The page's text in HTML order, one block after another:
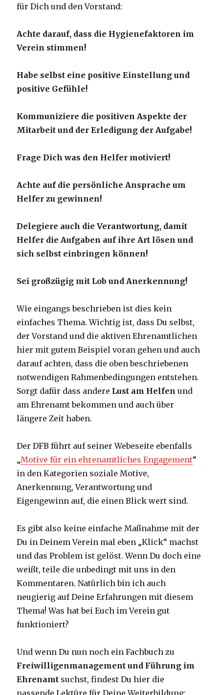
für Dich und den Vorstand:
Achte darauf, dass die Hygienefaktoren im
Verein stimmen!
Habe selbst eine positive Einstellung und
positive Gefühle!
Kommuniziere die positiven Aspekte der
Mitarbeit und der Erledigung der Aufgabe!
Frage Dich was den Helfer motiviert!
Achte auf die persönliche Ansprache um
Helfer zu gewinnen!
Delegiere auch die Verantwortung, damit
Helfer die Aufgaben auf ihre Art lösen und
sich selbst einbringen können!
Sei großzügig mit Lob und Anerkennung!
Wie eingangs beschrieben ist dies kein
einfaches Thema. Wichtig ist, dass Du selbst,
der Vorstand und die aktiven Ehrenamtlichen
hier mit gutem Beispiel voran gehen und auch
darauf achten, dass die oben beschriebenen
notwendigen Rahmenbedingungen entstehen.
Sorgt dafür dass andere Lust am Helfen und
am Ehrenamt bekommen und auch über
längere Zeit haben.
Der DFB führt auf seiner Webeseite ebenfalls
„Motive für ein ehrenamtliches Engagement“
in den Kategorien soziale Motive,
Anerkennung, Verantwortung und
Eigengewinn auf, die einen Blick wert sind.
Es gibt also keine einfache Maßnahme mit der
Du in Deinem Verein mal eben „Klick“ machst
und das Problem ist gelöst. Wenn Du doch eine
weißt, teile die unbedingt mit uns in den
Kommentaren. Natürlich bin ich auch
neugierig auf Deine Erfahrungen mit diesem
Thema! Was hat bei Euch im Verein gut
funktioniert?
Und wenn Du nun noch ein Fachbuch zu
Freiwilligenmanagement und Führung im
Ehrenamt suchst, findest Du hier die
passende Lektüre für Deine Weiterbildung: